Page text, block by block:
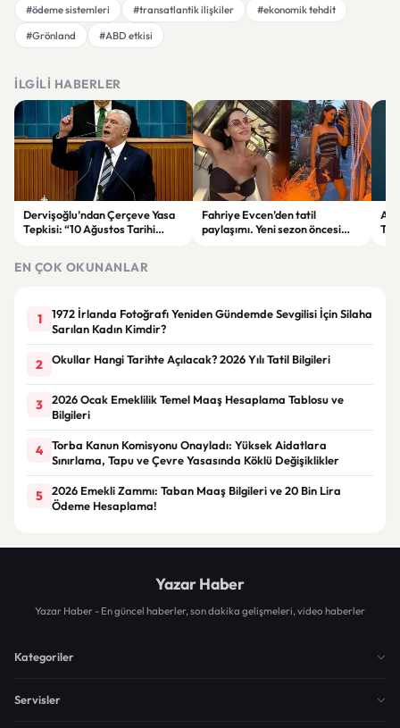
#ödeme sistemleri
#transatlantik ilişkiler
#ekonomik tehdit
#Grönland
#ABD etkisi
İLGILI HABERLER
Dervişoğlu’ndan Çerçeve Yasa
Tepkisi: “10 Ağustos Tarihi
Fahriye Evcen’den tatil
paylaşımı. Yeni sezon öncesi
EN ÇOK OKUNANLAR
1
1972 İrlanda Fotoğrafı Yeniden Gündemde Sevgilisi İçin Silaha
Sarılan Kadın Kimdir?
2 Okullar Hangi Tarihte Açılacak? 2026 Yılı Tatil Bilgileri
3
2026 Ocak Emeklilik Temel Maaş Hesaplama Tablosu ve
Bilgileri
4
Torba Kanun Komisyonu Onayladı: Yüksek Aidatlara
Sınırlama, Tapu ve Çevre Yasasında Köklü Değişiklikler
5
2026 Emekli Zammı: Taban Maaş Bilgileri ve 20 Bin Lira
Ödeme Hesaplama!
Yazar Haber
Yazar Haber - En güncel haberler, son dakika gelişmeleri, video haberler
Kategoriler
Servisler